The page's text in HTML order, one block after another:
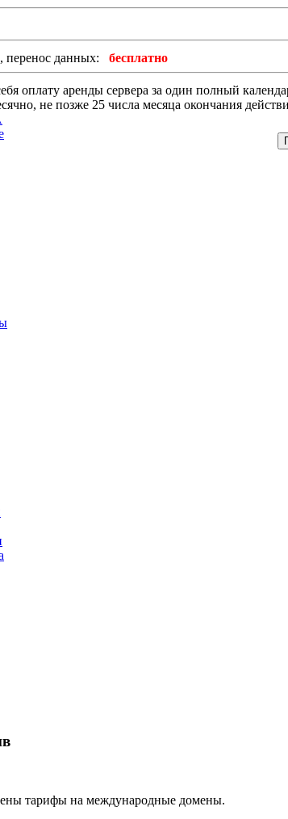
тарифы на международные домены.
перенос данных: бесплатно
оплату аренды сервера за один полный
не позже 25 числа месяца окончания